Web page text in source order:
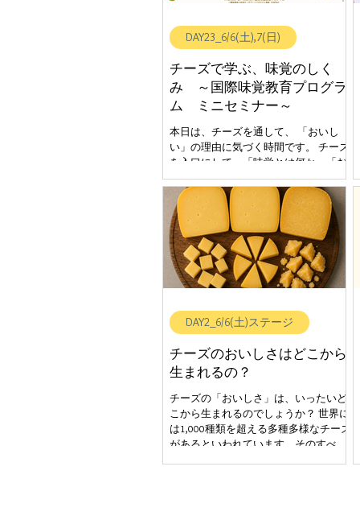
の味について」をご体験いただける「味
覚の授業」🄬を開催します。 お子様
に“食”との関りを考える良いきっかけにな
るようなステージです！ 親子での参加も
可能です。ぜひお申込みお待ちしており
ます。 ＊親子で参加の場合は人数を2名に
験ができます♪ // フランスが誇るハードチ
ーズ「コンテAOP」、または イタリアの
チーズで学ぶ、味覚のしく
み ～国際味覚教育プログラ
ム ミニセミナー～
本日は、チーズを通して、 「おいし
い」の理由に気づく時間です。 チーズ
を入口にして、「味覚とは何か」「お
いしさはどのように生まれるのか」
を、皆さまと一緒に体験しながら学ぶ
時間です。 THE ART OF TASTE は、チー
ズを通して味覚を学び、自分の感覚に
気づき、食文化を理解するための教育
プログラムです。 チーズで学ぶ、味覚
のしくみ ～国際味覚教育プログラ
ム ミニセミナー～ 【ステージ提供】
ジェ協会 ---------------------------------------------------------
---------------------- 登壇者：一般財団法人日本
チーズアートフロマジェ協会 副理事
長 村瀬美幸 日 時： 6/6(土)
15:20~15:50 6/7(日) 13:00～13:30
場 所：味覚のステージ ZONE_A 参
加費：無料 定 員：各回先着30名 試
食内容： アレルギー表示：乳を含む
対 象：小学生 ＊小学校低学年以下
い。
DAY23_6/6(土),7(日)
チーズのおいしさはどこから
生まれるの？
チーズの「おいしさ」は、いったいど
こから生まれるのでしょうか？ 世界に
は1,000種類を超える多種多様なチーズ
があるといわれています。そのすべて
DAY2_6/6(土)ステージ